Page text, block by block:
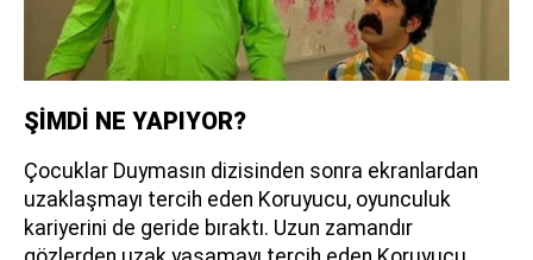
ŞİMDİ NE YAPIYOR?
Çocuklar Duymasın dizisinden sonra ekranlardan
uzaklaşmayı tercih eden Koruyucu, oyunculuk
kariyerini de geride bıraktı. Uzun zamandır